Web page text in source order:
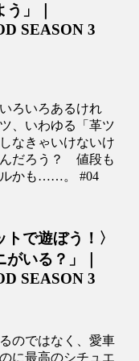
」｜
SEASON 3
ろいろあるけれ
、いわゆる「革ツ
なきゃいけないけ
だろう？ 値段も
ルかも……。 #04
で遊ぼう！〉
いる？」｜
SEASON 3
のではなく、愛車
に最高のシチュエ